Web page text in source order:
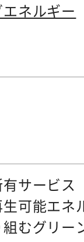
ネルギー
サービス
可能エネ
むグリー